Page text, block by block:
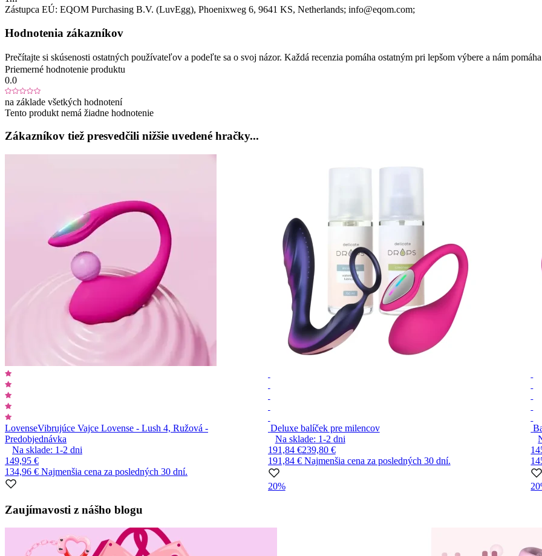
Zástupca EÚ: EQOM Purchasing B.V. (LuvEgg), Phoenixweg 6, 9641 KS, Netherlands; info@eqom.com;
Hodnotenia zákazníkov
Prečítajte si skúsenosti ostatných používateľov a podeľte sa o svoj názor. Každá recenzia pomáha ostatným pri lepšom výbere a nám
Priemerné hodnotenie produktu
0.0
na základe všetkých hodnotení
Tento produkt nemá žiadne hodnotenie
Zákazníkov tiež presvedčili nižšie uvedené hračky...
LovenseVibrujúce Vajce Lovense - Lush 4, Ružová -
Predobjednávka
Na sklade: 1-2 dni
149,95 €
134,96 € Najmenšia cena za posledných 30 dní.
Deluxe balíček pre milencov
Na sklade: 1-2 dni
191,84 €239,80 €
191,84 € Najmenšia cena za posledných 30 dní.
20%
1
10
Zaujímavosti z nášho blogu